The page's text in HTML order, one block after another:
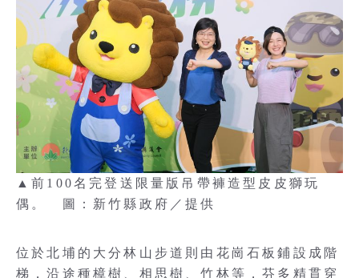
▲前100名完登送限量版吊帶褲造型皮皮獅玩
偶。 圖：新竹縣政府／提供
位於北埔的大分林山步道則由花崗石板鋪設成階
梯，沿途種樟樹、相思樹、竹林等，芬多精貫穿